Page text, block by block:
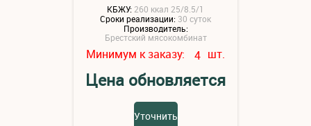
КБЖУ: 260 ккал 25/8.5/1
Сроки реализации: 30 суток
Производитель:
Брестский мясокомбинат
Минимум к заказу: 4 шт.
Цена обновляется
Уточнить